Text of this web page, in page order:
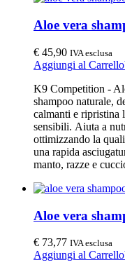
Aloe vera
€ 45,90 IVA esclusa
Aggiungi al Carrello
K9 Competition -
shampoo naturale,
calmanti e ripristina
sensibili. Aiuta a
ottimizzando la
una rapida
manto, razze e
Aloe vera
€ 73,77 IVA esclusa
Aggiungi al Carrello